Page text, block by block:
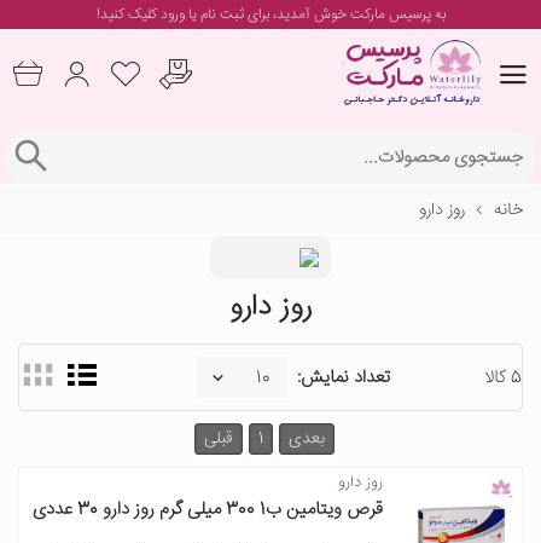
به پرسیس مارکت خوش آمدید، برایثبت نام یا ورودکلیک کنید!
خانه روز دارو
روز دارو
5 کالا تعداد نمایش:
قبلی 1 بعدی
روز دارو
قرص ویتامین ب1 300 میلی گرم روز دارو 30 عددی